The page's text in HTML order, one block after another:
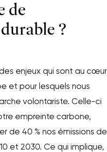
de
?
enjeux qui sont au cœur
et pour lesquels nous
volontariste. Celle-ci
empreinte carbone,
de 40 % nos émissions de
et 2030. Ce qui implique,